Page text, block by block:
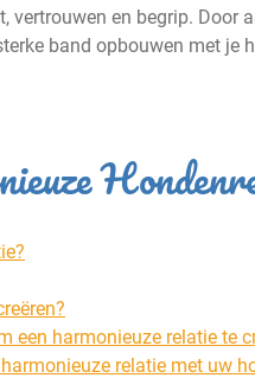
vertrouwen en begrip. Door
band opbouwen met je
een harmonieuze relatie te
relatie met uw